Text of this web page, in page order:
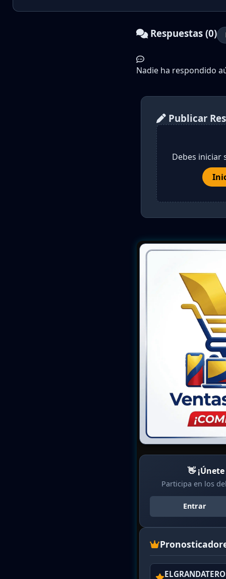
Respuestas (0)
Nadie ha respondido
Publicar
Debes iniciar
👋
Participa en los
Entrar